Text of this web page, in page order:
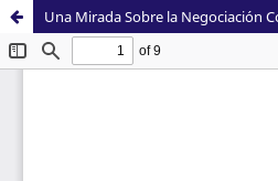
Una Mirada Sobre la Negociación